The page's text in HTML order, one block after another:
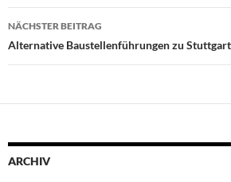
NÄCHSTER BEITRAG
Alternative Baustellenführungen zu
ARCHIV